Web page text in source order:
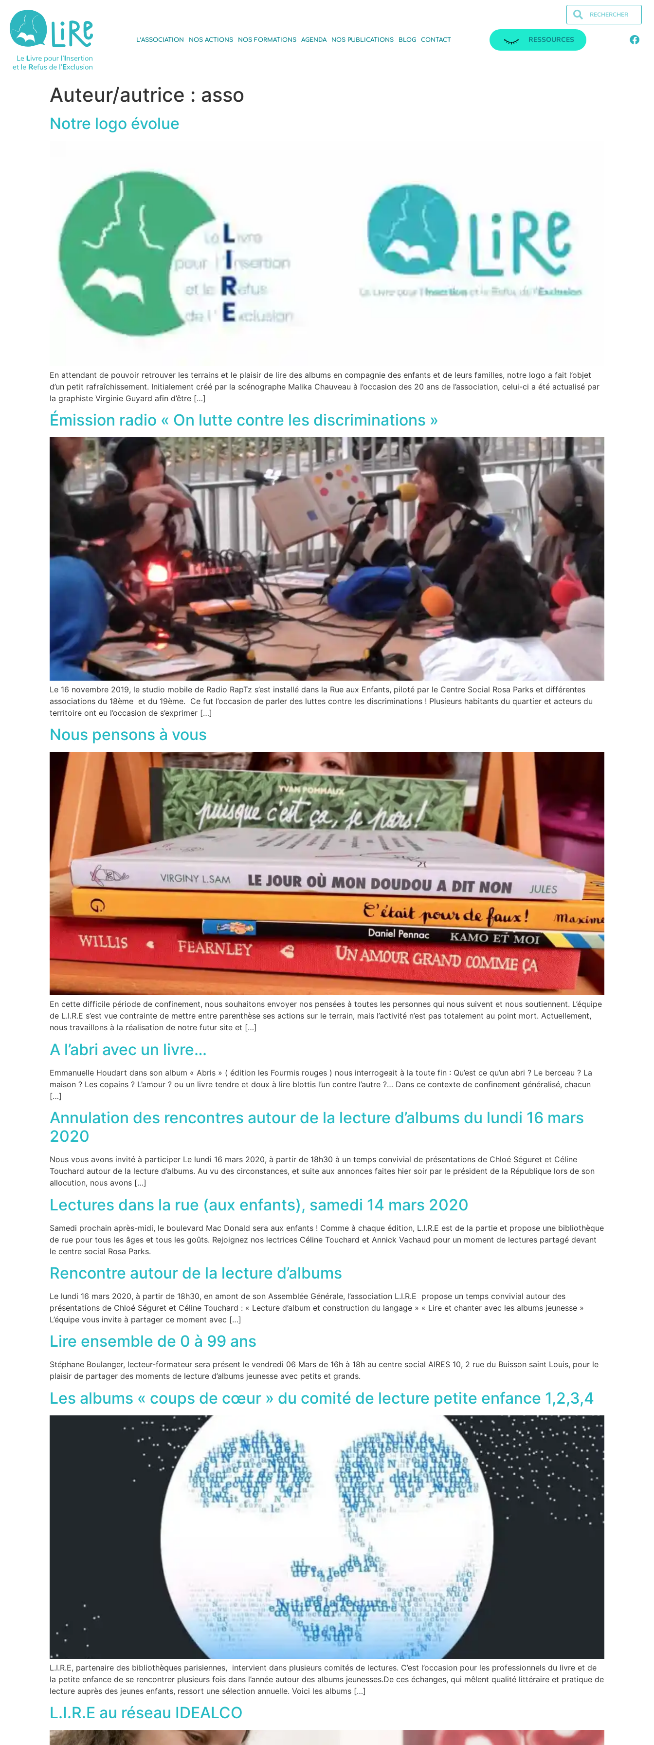
L’ASSOCIATION NOS ACTIONS NOS FORMATIONS AGENDA NOS PUBLICATIONS BLOG CONTACT RESSOURCES
Auteur/autrice : asso
Notre logo évolue
En attendant de pouvoir retrouver les terrains et le plaisir de lire des albums en compagnie des enfants et de leurs familles, notre logo a fait l’objet
d’un petit rafraîchissement. Initialement créé par la scénographe Malika Chauveau à l’occasion des 20 ans de l’association, celui-ci a été actualisé par
la graphiste Virginie Guyard afin d’être […]
Émission radio « On lutte contre les discriminations »
Le 16 novembre 2019, le studio mobile de Radio RapTz s’est installé dans la Rue aux Enfants, piloté par le Centre Social Rosa Parks et différentes
associations du 18ème et du 19ème. Ce fut l’occasion de parler des luttes contre les discriminations ! Plusieurs habitants du quartier et acteurs du
territoire ont eu l’occasion de s’exprimer […]
Nous pensons à vous
En cette difficile période de confinement, nous souhaitons envoyer nos pensées à toutes les personnes qui nous suivent et nous soutiennent. L’équipe
de L.I.R.E s’est vue contrainte de mettre entre parenthèse ses actions sur le terrain, mais l’activité n’est pas totalement au point mort. Actuellement,
nous travaillons à la réalisation de notre futur site et […]
A l’abri avec un livre…
Emmanuelle Houdart dans son album « Abris » ( édition les Fourmis rouges ) nous interrogeait à la toute fin : Qu’est ce qu’un abri ? Le berceau ? La
maison ? Les copains ? L’amour ? ou un livre tendre et doux à lire blottis l’un contre l’autre ?… Dans ce contexte de confinement généralisé, chacun
[…]
Annulation des rencontres autour de la lecture d’albums du lundi 16 mars
2020
Nous vous avons invité à participer Le lundi 16 mars 2020, à partir de 18h30 à un temps convivial de présentations de Chloé Séguret et Céline
Touchard autour de la lecture d’albums. Au vu des circonstances, et suite aux annonces faites hier soir par le président de la République lors de son
allocution, nous avons […]
Lectures dans la rue (aux enfants), samedi 14 mars 2020
Samedi prochain après-midi, le boulevard Mac Donald sera aux enfants ! Comme à chaque édition, L.I.R.E est de la partie et propose une bibliothèque
de rue pour tous les âges et tous les goûts. Rejoignez nos lectrices Céline Touchard et Annick Vachaud pour un moment de lectures partagé devant
le centre social Rosa Parks.
Rencontre autour de la lecture d’albums
Le lundi 16 mars 2020, à partir de 18h30, en amont de son Assemblée Générale, l’association L.I.R.E propose un temps convivial autour des
présentations de Chloé Séguret et Céline Touchard : « Lecture d’album et construction du langage » « Lire et chanter avec les albums jeunesse »
L’équipe vous invite à partager ce moment avec […]
Lire ensemble de 0 à 99 ans
Stéphane Boulanger, lecteur-formateur sera présent le vendredi 06 Mars de 16h à 18h au centre social AIRES 10, 2 rue du Buisson saint Louis, pour le
plaisir de partager des moments de lecture d’albums jeunesse avec petits et grands.
Les albums « coups de cœur » du comité de lecture petite enfance 1,2,3,4
L.I.R.E, partenaire des bibliothèques parisiennes, intervient dans plusieurs comités de lectures. C’est l’occasion pour les professionnels du livre et de
la petite enfance de se rencontrer plusieurs fois dans l’année autour des albums jeunesses.De ces échanges, qui mêlent qualité littéraire et pratique de
lecture auprès des jeunes enfants, ressort une sélection annuelle. Voici les albums […]
L.I.R.E au réseau IDEALCO